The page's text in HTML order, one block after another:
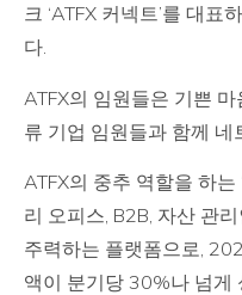
크 ‘ATFX 커넥트’를 대
다.
ATFX의 임원들은 기쁜
류 기업 임원들과 함께 네
ATFX의 중추 역할을 하는 ‘
리 오피스, B2B, 자산 관
주력하는 플랫폼으로,
액이 분기당 30%나 넘게